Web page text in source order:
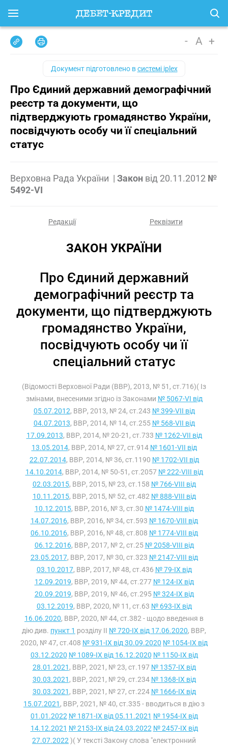
- A +
Документ підготовлено всистемі iplex
Про Єдиний державний демографічний
реєстр та документи, що
підтверджують громадянство України,
посвідчують особу чи її спеціальний
статус
Верховна Рада України | Закон від 20.11.2012 №
5492-VI
Редакції Реквізити
ЗАКОН УКРАЇНИ
Про Єдиний державний
демографічний реєстр та
документи, що підтверджують
громадянство України,
посвідчують особу чи її
спеціальний статус
(Відомості Верховної Ради (ВВР), 2013, № 51, ст.716)( Із
змінами, внесеними згідно із Законами № 5067-VI від
05.07.2012, ВВР, 2013, № 24, ст.243 № 399-VII від
04.07.2013, ВВР, 2014, № 14, ст.255 № 568-VII від
17.09.2013, ВВР, 2014, № 20-21, ст.733 № 1262-VII від
13.05.2014, ВВР, 2014, № 27, ст.914 № 1601-VII від
22.07.2014, ВВР, 2014, № 36, ст.1190 № 1702-VII від
14.10.2014, ВВР, 2014, № 50-51, ст.2057 № 222-VIII від
02.03.2015, ВВР, 2015, № 23, ст.158 № 766-VIII від
10.11.2015, ВВР, 2015, № 52, ст.482 № 888-VIII від
10.12.2015, ВВР, 2016, № 3, ст.30 № 1474-VIII від
14.07.2016, ВВР, 2016, № 34, ст.593 № 1670-VIII від
06.10.2016, ВВР, 2016, № 48, ст.808 № 1774-VIII від
06.12.2016, ВВР, 2017, № 2, ст.25 № 2058-VIII від
23.05.2017, ВВР, 2017, № 30, ст.323 № 2147-VIII від
03.10.2017, ВВР, 2017, № 48, ст.436 № 79-IX від
12.09.2019, ВВР, 2019, № 44, ст.277 № 124-IX від
20.09.2019, ВВР, 2019, № 46, ст.295 № 324-IX від
03.12.2019, ВВР, 2020, № 11, ст.63 № 693-IX від
16.06.2020, ВВР, 2020, № 44, ст.382 - щодо введення в
дію див. пункт 1 розділу II № 720-IX від 17.06.2020, ВВР,
2020, № 47, ст.408 № 931-IX від 30.09.2020 № 1054-IX від
03.12.2020 № 1089-IX від 16.12.2020 № 1150-IX від
28.01.2021 , ВВР, 2021, № 23, ст.197 № 1357-IX від
30.03.2021 , ВВР, 2021, № 29, ст.234 № 1368-IX від
30.03.2021 , ВВР, 2021, № 27, ст.224 № 1666-IX від
15.07.2021 , ВВР, 2021, № 40, ст.335 - вводиться в дію з
01.01.2022 № 1871-IX від 05.11.2021 № 1954-IX від
14.12.2021 № 2153-IX від 24.03.2022 № 2457-IX від
27.07.2022 )( У тексті Закону слова "електронний